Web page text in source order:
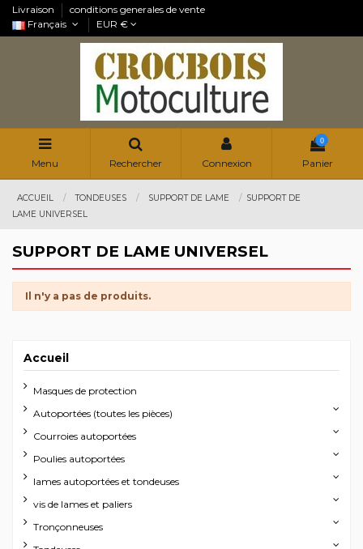
Livraison
conditions generales de vente
Français
EUR €
Menu Rechercher Connexion
0
Panier
ACCUEIL TONDEUSES SUPPORT DE LAME
SUPPORT DE
LAME UNIVERSEL
SUPPORT DE LAME UNIVERSEL
Il n'y a pas de produits.
Accueil
Masques de protection
Autoportées (toutes les pièces)
Courroies autoportées
Poulies autoportées
lames autoportées et tondeuses
vis de lames et paliers
Tronçonneuses